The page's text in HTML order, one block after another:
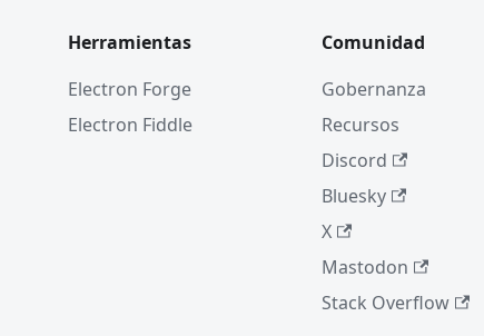
Herramientas
Electron Forge
Electron Fiddle
Comunidad
Gobernanza
Recursos
Discord
Bluesky
X
Mastodon
Stack Overflow